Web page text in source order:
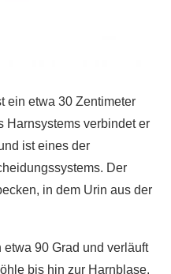
ein etwa 30 Zentimeter
Harnsystems verbindet er
ist eines der
Der
in dem Urin aus der
90 Grad und verläuft
bis hin zur Harnblase.